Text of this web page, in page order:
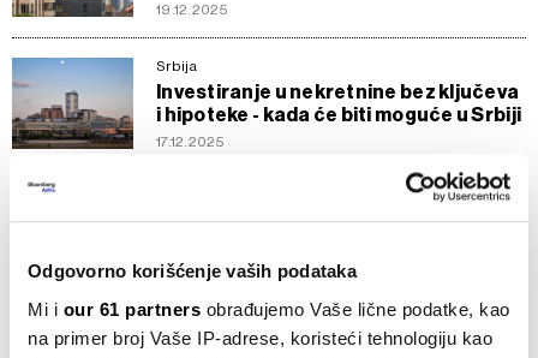
Odgovorno korišćenje vaših podataka
Mi i our 61 partners obrađujemo Vaše lične podatke, kao
na primer broj Vaše IP-adrese, koristeći tehnologiju kao
19.12.2025
Srbija
Investiranje u nekretnine bez ključeva
i hipoteke - kada će biti moguće u Srbiji
17.12.2025
Trećina stanova u Srbiji ove godine
19.11.2025
Srbija